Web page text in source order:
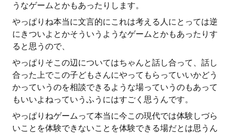
うなゲームとかもあったりします。
やっぱりね本当に文言的にこれは考える人にとっては逆
にきついよとかそういうようなゲームとかもあったりす
ると思うので、
やっぱりそこの辺についてはちゃんと話し合って、話し
合った上でこの子どもさんにやってもらっていいかどう
かっていうのを相談できるような場っていうのもあって
もいいよねっていうふうにはすごく思うんです。
やっぱりねゲームって本当に今この現代では体験しづら
いことを体験できないことを体験できる場だとは思うん